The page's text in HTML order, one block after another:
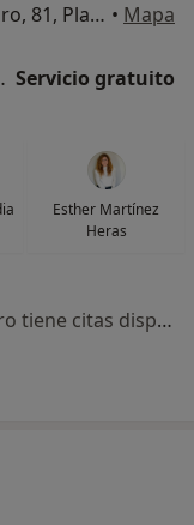
Gran Vía Don Diego López de Haro, 81, Planta 3, Bilbao • Mapa
Servicio gratuito
Esther Martínez
Heras
Ningún profesional de este centro tiene citas disponibles